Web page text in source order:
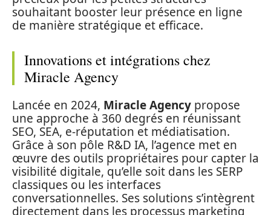
souhaitant booster leur présence en ligne
de manière stratégique et efficace.
Innovations et intégrations chez
Miracle Agency
Lancée en 2024, Miracle Agency propose
une approche à 360 degrés en réunissant
SEO, SEA, e-réputation et médiatisation.
Grâce à son pôle R&D IA, l’agence met en
œuvre des outils propriétaires pour capter la
visibilité digitale, qu’elle soit dans les SERP
classiques ou les interfaces
conversationnelles. Ses solutions s’intègrent
directement dans les processus marketing